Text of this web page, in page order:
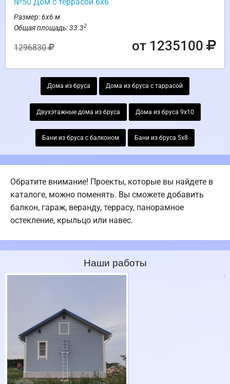
Размер: 6х6 м
Общая площадь: 33.32
1296830 от 1235100
Дома из бруса Дома из бруса с таррасой
Двухэтажные дома из бруса Дома из бруса 9х10
Бани из бруса с балконом Бани из бруса 5х8
Обратите внимание! Проекты, которые вы найдете в
каталоге, можно поменять. Вы сможете добавить
балкон, гараж, веранду, террасу, панорамное
остекление, крыльцо или навес.
Наши работы